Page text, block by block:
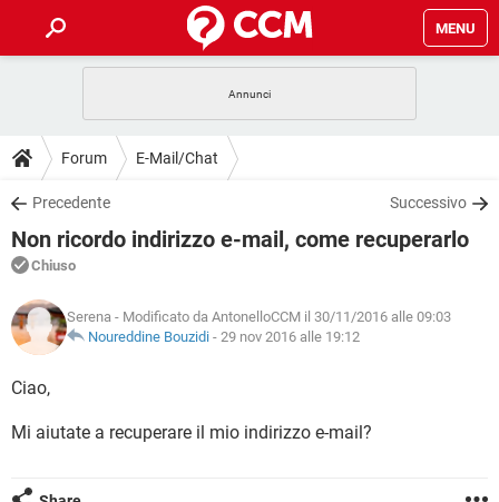
MENU
INTRATTENIMENTO
iOS
INSTAGRAM WHATSAPP
TIKTOK
HARDWARE
GUIDE
COVID-19
iOS
INSTAGRAM
TIKTOK FACEBOOK
DOWNLOAD
COVID-19 GAMING
INTRATTENIMENTO
iOS WINDOWS 10
INSTAGRAM
TIKTOK
HARDWARE
FORUM
COVID-19
INTRATTENIMENTO ANDROID
HARDWARE
GLOSSARIO
COVID-19
INTRATTENIMENTO
iOS WINDOWS 10
Forum E-Mail/Chat
Precedente Successivo
Non ricordo indirizzo e-mail, come recuperarlo
Chiuso
Serena - Modificato da AntonelloCCM il 30/11/2016 alle 09:03
Noureddine Bouzidi - 29 nov 2016 alle 19:12
Ciao,
Mi aiutate a recuperare il mio indirizzo e-mail?